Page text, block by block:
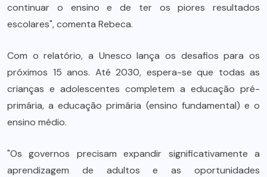
continuar o ensino e de ter os piores resultados
escolares", comenta Rebeca.
Com o relatório, a Unesco lança os desafios para os
próximos 15 anos. Até 2030, espera-se que todas as
crianças e adolescentes completem a educação pré-
primária, a educação primária (ensino fundamental) e o
ensino médio.
"Os governos precisam expandir significativamente a
aprendizagem de adultos e as oportunidades